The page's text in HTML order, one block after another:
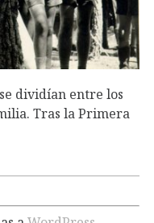
dividían entre los
Tras la Primera